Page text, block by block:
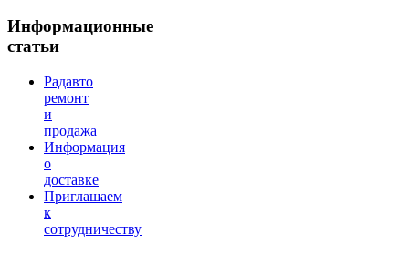
Информационные
статьи
Радавто
ремонт
и
продажа
Информация
о
доставке
Приглашаем
к
сотрудничеству